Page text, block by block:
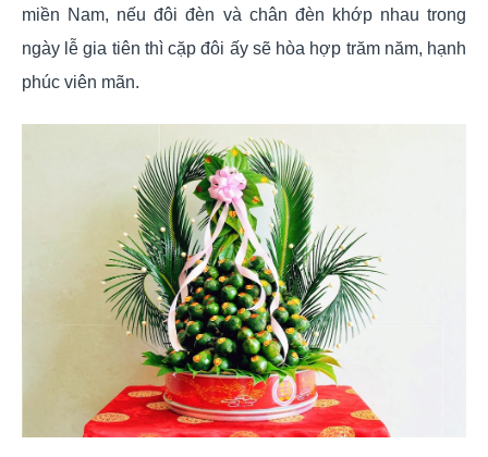
miền Nam, nếu đôi đèn và chân đèn khớp nhau trong
ngày lễ gia tiên thì cặp đôi ấy sẽ hòa hợp trăm năm, hạnh
phúc viên mãn.